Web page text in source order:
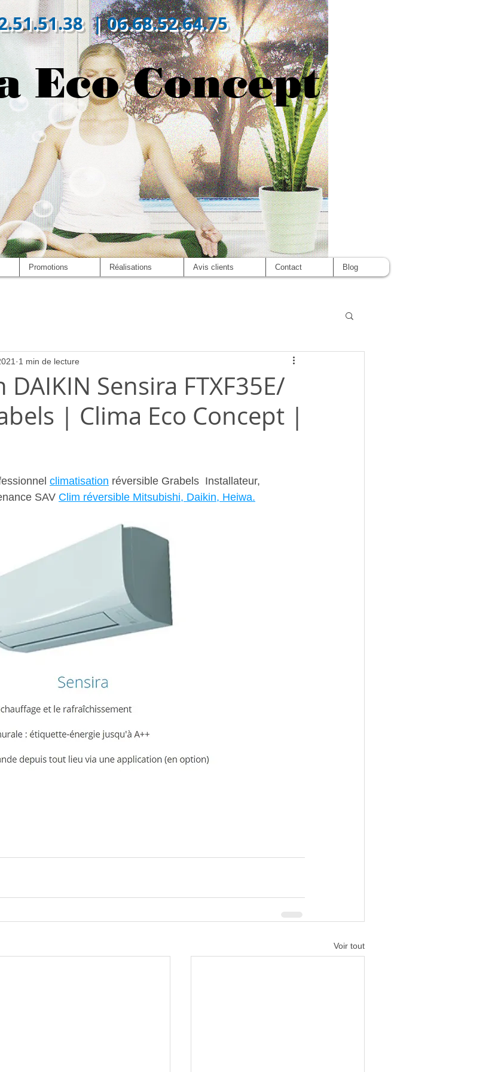
| 06.68.52.64.75
Eco Concept
Promotions Réalisations Avis clients Contact Blog
Sensira FTXF35E/
| Clima Eco Concept |
1 min de lecture
climatisation réversible Grabels  Installateur,
SAV Clim réversible Mitsubishi, Daikin, Heiwa.
Voir tout